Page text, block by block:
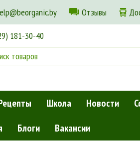
Отзывы
181-30-40
Школа Новости
Блоги Вакансии
для волос »Сухой шампунь для русых